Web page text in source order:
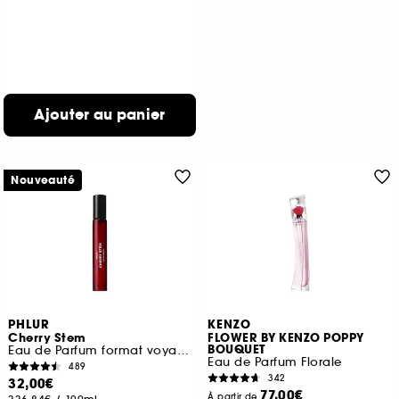
Ajouter au panier
PHLUR
Cherry Stem
Eau de Parfum format voyage
489
32,00€
Nouveauté
KENZO
FLOWER BY KENZO POPPY
BOUQUET
Eau de Parfum Florale
342
77,00€